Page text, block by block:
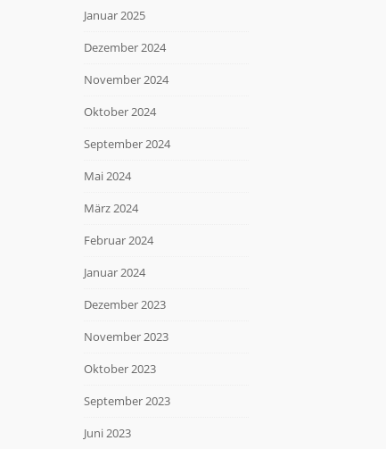
Januar 2025
Dezember 2024
November 2024
Oktober 2024
September 2024
Mai 2024
März 2024
Februar 2024
Januar 2024
Dezember 2023
November 2023
Oktober 2023
September 2023
Juni 2023